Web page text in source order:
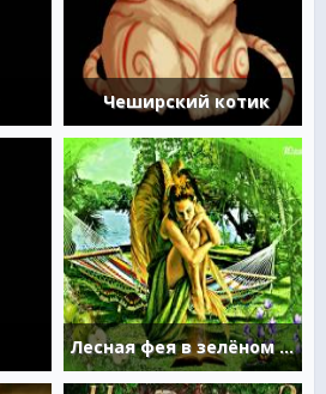
Чеширский котик
Лесная фея в зелёном лесу